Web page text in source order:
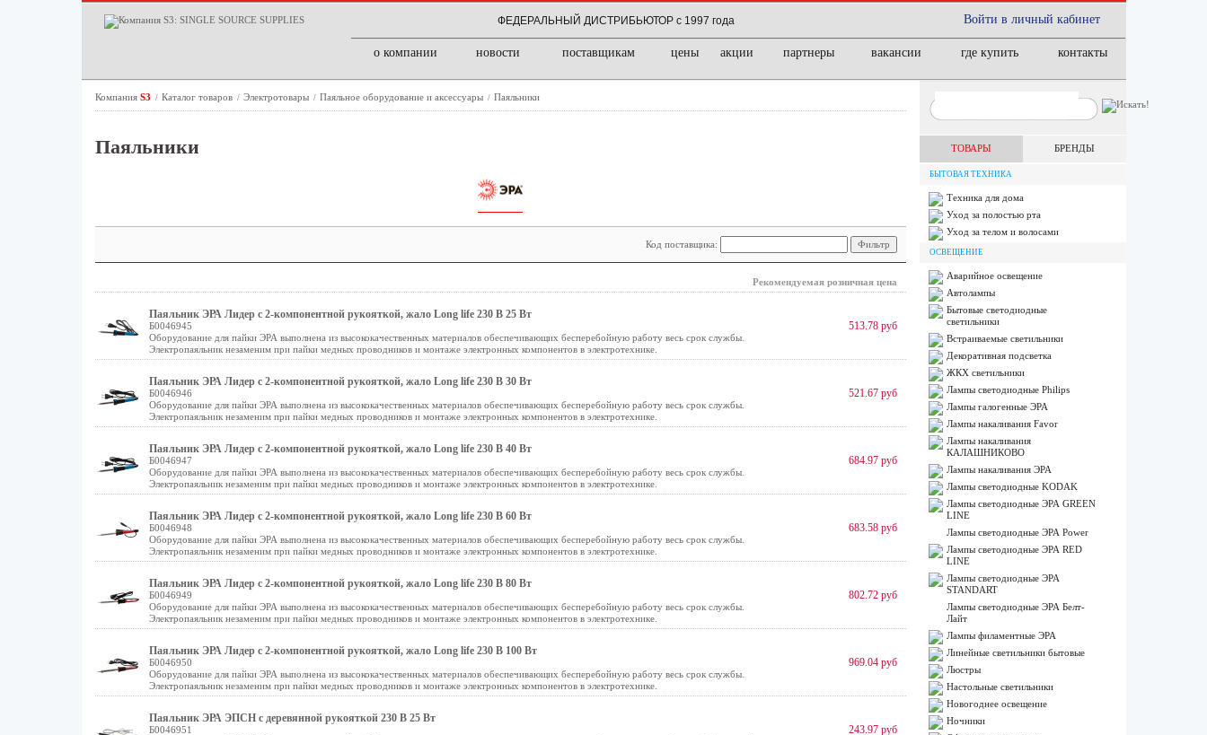
Войти в личный кабинет
ФЕДЕРАЛЬНЫЙ ДИСТРИБЬЮТОР с 1997 года
о компании новости поставщикам цены акции партнеры вакансии где купить контакты
Компания S3 / Каталог товаров / Электротовары / Паяльное оборудование и аксессуары / Паяльники
Паяльники
Код поставщика:
Рекомендуемая розничная цена
Паяльник ЭРА Лидер с 2-компонентной рукояткой, жало Long life 230 В 25 Вт
Б0046945
Оборудование для пайки ЭРА выполнена из высококачественных материалов обеспечивающих бесперебойную работу весь срок службы.
Электропаяльник незаменим при пайки медных проводников и монтаже электронных компонентов в электротехнике.
513.78 руб
Паяльник ЭРА Лидер с 2-компонентной рукояткой, жало Long life 230 В 30 Вт
Б0046946
Оборудование для пайки ЭРА выполнена из высококачественных материалов обеспечивающих бесперебойную работу весь срок службы.
Электропаяльник незаменим при пайки медных проводников и монтаже электронных компонентов в электротехнике.
521.67 руб
Паяльник ЭРА Лидер с 2-компонентной рукояткой, жало Long life 230 В 40 Вт
Б0046947
Оборудование для пайки ЭРА выполнена из высококачественных материалов обеспечивающих бесперебойную работу весь срок службы.
Электропаяльник незаменим при пайки медных проводников и монтаже электронных компонентов в электротехнике.
684.97 руб
Паяльник ЭРА Лидер с 2-компонентной рукояткой, жало Long life 230 В 60 Вт
Б0046948
Оборудование для пайки ЭРА выполнена из высококачественных материалов обеспечивающих бесперебойную работу весь срок службы.
Электропаяльник незаменим при пайки медных проводников и монтаже электронных компонентов в электротехнике.
683.58 руб
Паяльник ЭРА Лидер с 2-компонентной рукояткой, жало Long life 230 В 80 Вт
Б0046949
Оборудование для пайки ЭРА выполнена из высококачественных материалов обеспечивающих бесперебойную работу весь срок службы.
Электропаяльник незаменим при пайки медных проводников и монтаже электронных компонентов в электротехнике.
802.72 руб
Паяльник ЭРА Лидер с 2-компонентной рукояткой, жало Long life 230 В 100 Вт
Б0046950
Оборудование для пайки ЭРА выполнена из высококачественных материалов обеспечивающих бесперебойную работу весь срок службы.
Электропаяльник незаменим при пайки медных проводников и монтаже электронных компонентов в электротехнике.
969.04 руб
Паяльник ЭРА ЭПСН с деревянной рукояткой 230 В 25 Вт
Б0046951
243.97 руб
ТОВАРЫ БРЕНДЫ
БЫТОВАЯ ТЕХНИКА
Техника для дома
Уход за полостью рта
Уход за телом и волосами
ОСВЕЩЕНИЕ
Аварийное освещение
Автолампы
Бытовые светодиодные
светильники
Встраиваемые светильники
Декоративная подсветка
ЖКХ светильники
Лампы cветодиодные Philips
Лампы галогенные ЭРА
Лампы накаливания Favor
Лампы накаливания
КАЛАШНИКОВО
Лампы накаливания ЭРА
Лампы светодиодные KODAK
Лампы светодиодные ЭРА GREEN
LINE
Лампы светодиодные ЭРА Power
Лампы светодиодные ЭРА RED
LINE
Лампы светодиодные ЭРА
STANDART
Лампы светодиодные ЭРА Белт-
Лайт
Лампы филаментные ЭРА
Линейные светильники бытовые
Люстры
Настольные светильники
Новогоднее освещение
Ночники